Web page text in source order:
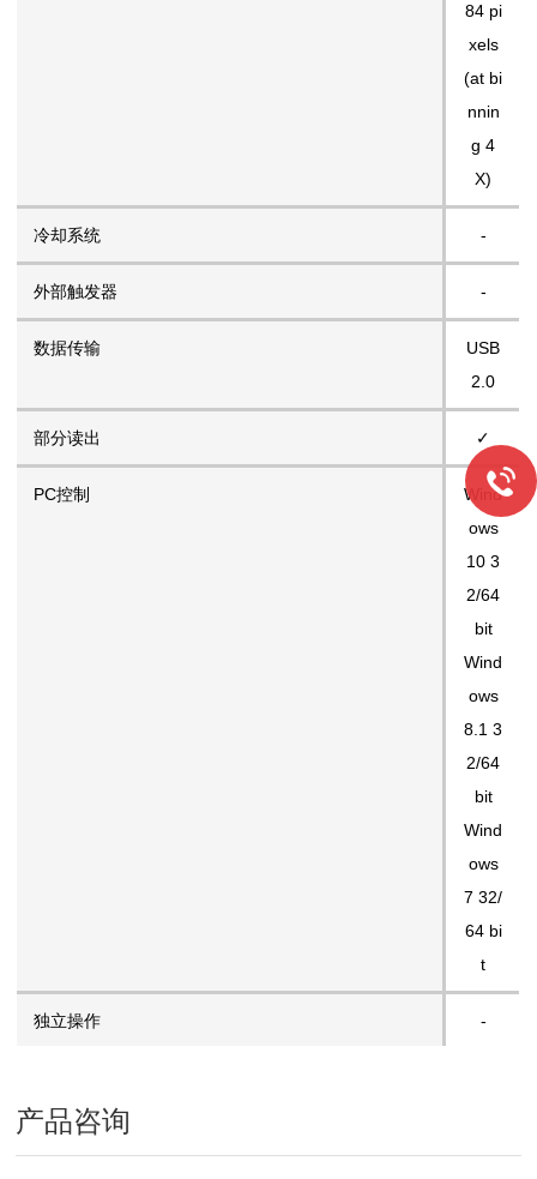
84 pi
xels
(at bi
nnin
g 4
X)
冷却系统 -
外部触发器 -
数据传输
USB
2.0
部分读出 ✓
PC控制
Wind
ows
10 3
2/64
bit
Wind
ows
8.1 3
2/64
bit
Wind
ows
7 32/
64 bi
t
独立操作 -
产品咨询